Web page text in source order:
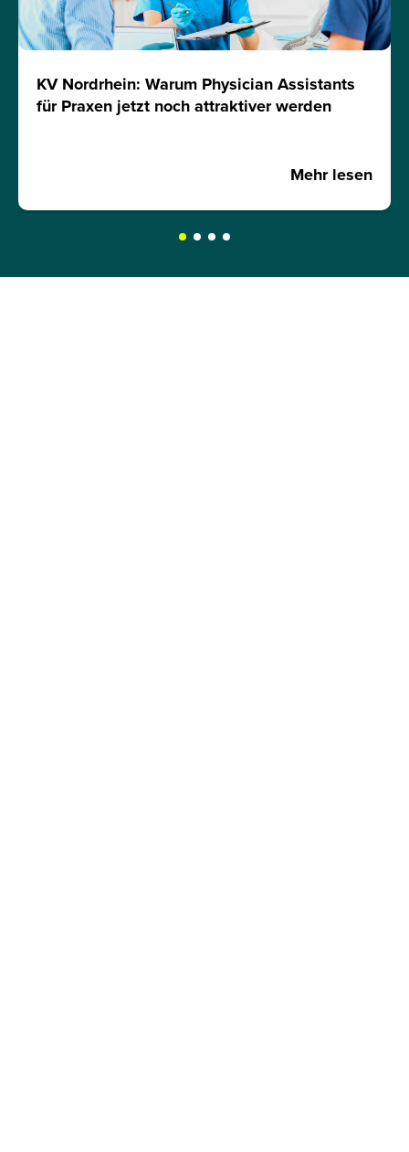
KV Nordrhein: Warum Physician Assistants
für Praxen jetzt noch attraktiver werden
Mehr lesen